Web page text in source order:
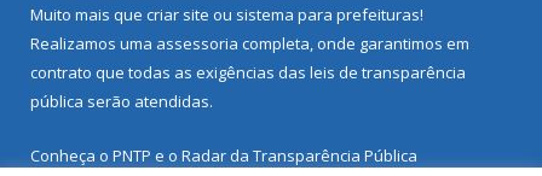
Muito mais que criar site ou sistema para prefeituras!
Realizamos uma assessoria completa, onde garantimos em
contrato que todas as exigências das leis de transparência
pública serão atendidas.
Conheça o PNTP e o Radar da Transparência Pública